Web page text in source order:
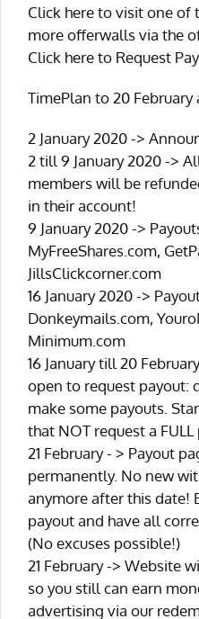
Click here to visit one of
more offerwalls via the
Click here to Request
TimePlan to 20 February
2 January 2020 ->
2 till 9 January 2020 ->
members will be
in their account!
9 January 2020 ->
MyFreeShares.com,
JillsClickcorner.com
16 January 2020 ->
Donkeymails.com,
Minimum.com
16 January till 20
open to request payout:
make some payouts.
that NOT request a FULL
21 February - > Payout
permanently. No new
anymore after this date!
payout and have all
(No excuses possible!)
21 February -> Website
so you still can earn
advertising via our